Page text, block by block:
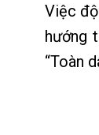
Việc
hướng
“Toàn